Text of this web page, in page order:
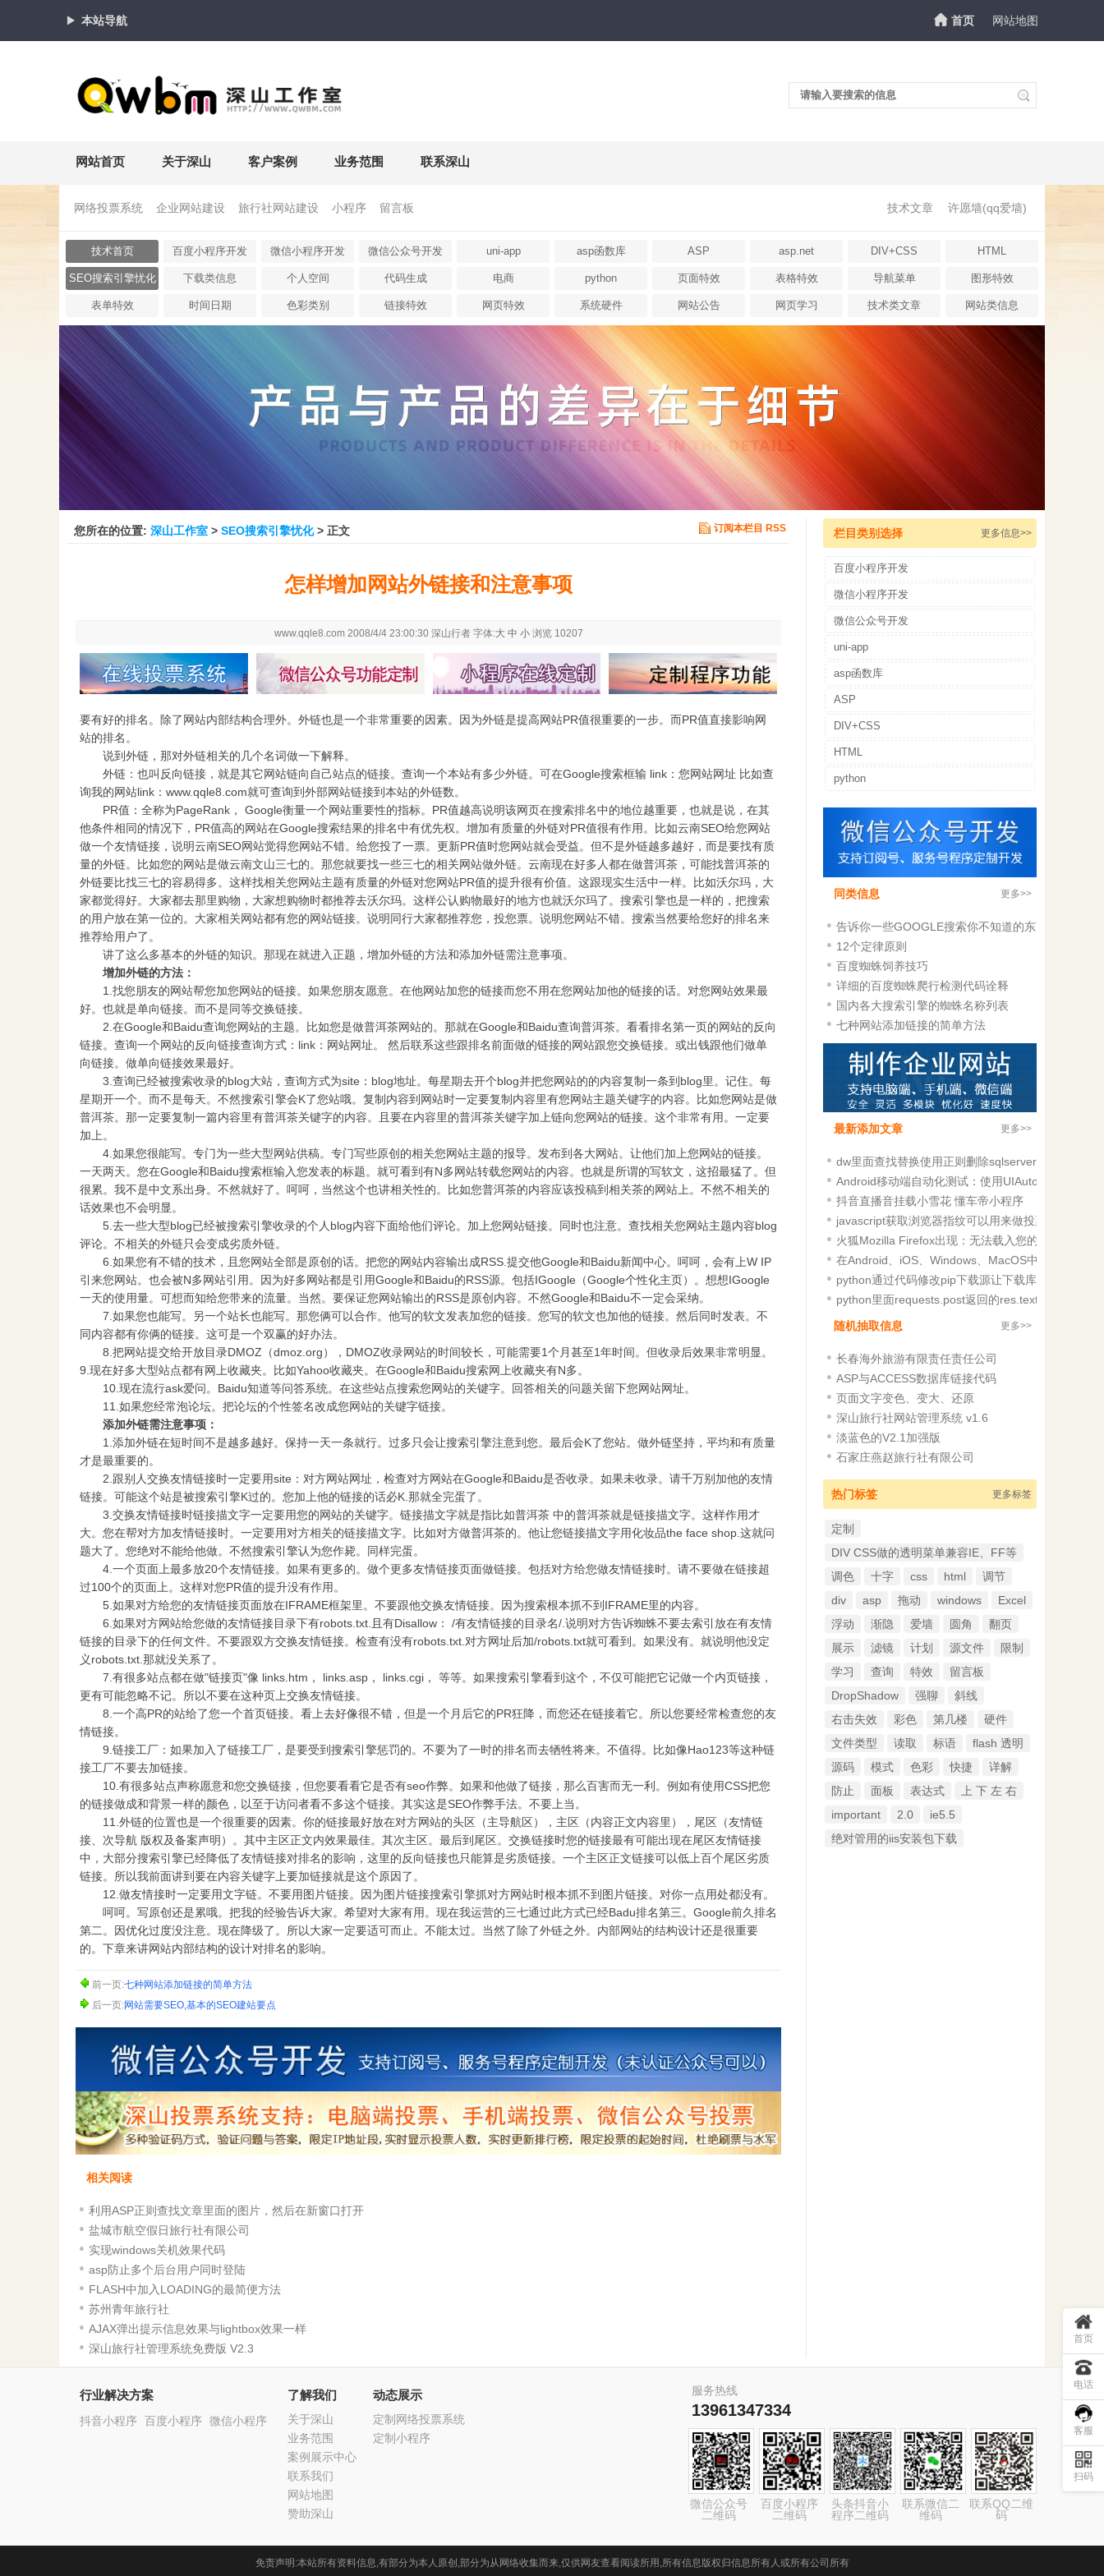
本站导航 首页 网站地图
网站首页 关于深山 客户案例 业务范围 联系深山
网络投票系统 企业网站建设 旅行社网站建设 小程序 留言板 技术文章 许愿墙(qq爱墙)
技术首页 百度小程序开发 微信小程序开发 微信公众号开发 uni-app asp函数库 ASP asp.net DIV+CSS HTML
SEO搜索引擎忧化 下载类信息 个人空间 代码生成 电商 python 页面特效 表格特效 导航菜单 图形特效
表单特效 时间日期 色彩类别 链接特效 网页特效 系统硬件 网站公告 网页学习 技术类文章 网站类信息
订阅本栏目 RSS
您所在的位置: 深山工作室 > SEO搜索引擎忧化> 正文
怎样增加网站外链接和注意事项
www.qqle8.com 2008/4/4 23:00:30 深山行者 字体:大 中 小浏览 10207
要有好的排名。除了网站内部结构合理外。外链也是一个非常重要的因素。因为外链是提高网站PR值很重要的一步。而PR值直接影响网
站的排名。
说到外链，那对外链相关的几个名词做一下解释。
外链：也叫反向链接，就是其它网站链向自己站点的链接。查询一个本站有多少外链。可在Google搜索框输 link：您网站网址 比如查
询我的网站link：www.qqle8.com就可查询到外部网站链接到本站的外链数。
PR值：全称为PageRank， Google衡量一个网站重要性的指标。PR值越高说明该网页在搜索排名中的地位越重要，也就是说，在其
他条件相同的情况下，PR值高的网站在Google搜索结果的排名中有优先权。增加有质量的外链对PR值很有作用。比如云南SEO给您网站
做一个友情链接，说明云南SEO网站觉得您网站不错。给您投了一票。更新PR值时您网站就会受益。但不是外链越多越好，而是要找有质
量的外链。比如您的网站是做云南文山三七的。那您就要找一些三七的相关网站做外链。云南现在好多人都在做普洱茶，可能找普洱茶的
外链要比找三七的容易得多。这样找相关您网站主题有质量的外链对您网站PR值的提升很有价值。这跟现实生活中一样。比如沃尔玛，大
家都觉得好。大家都去那里购物，大家想购物时都推荐去沃尔玛。这样公认购物最好的地方也就沃尔玛了。搜索引擎也是一样的，把搜索
的用户放在第一位的。大家相关网站都有您的网站链接。说明同行大家都推荐您，投您票。说明您网站不错。搜索当然要给您好的排名来
推荐给用户了。
讲了这么多基本的外链的知识。那现在就进入正题，增加外链的方法和添加外链需注意事项。
增加外链的方法：
1.找您朋友的网站帮您加您网站的链接。如果您朋友愿意。在他网站加您的链接而您不用在您网站加他的链接的话。对您网站效果最
好。也就是单向链接。而不是同等交换链接。
2.在Google和Baidu查询您网站的主题。比如您是做普洱茶网站的。那就在Google和Baidu查询普洱茶。看看排名第一页的网站的反向
链接。查询一个网站的反向链接查询方式：link：网站网址。 然后联系这些跟排名前面做的链接的网站跟您交换链接。或出钱跟他们做单
向链接。做单向链接效果最好。
3.查询已经被搜索收录的blog大站，查询方式为site：blog地址。每星期去开个blog并把您网站的的内容复制一条到blog里。记住。每
星期开一个。而不是每天。不然搜索引擎会K了您站哦。复制内容到网站时一定要复制内容里有您网站主题关键字的内容。比如您网站是做
普洱茶。那一定要复制一篇内容里有普洱茶关键字的内容。且要在内容里的普洱茶关键字加上链向您网站的链接。这个非常有用。一定要
加上。
4.如果您很能写。专门为一些大型网站供稿。专门写些原创的相关您网站主题的报导。发布到各大网站。让他们加上您网站的链接。
一天两天。您在Google和Baidu搜索框输入您发表的标题。就可看到有N多网站转载您网站的内容。也就是所谓的写软文，这招最猛了。但
很累。我不是中文系出身。不然就好了。呵呵，当然这个也讲相关性的。比如您普洱茶的内容应该投稿到相关茶的网站上。不然不相关的
话效果也不会明显。
5.去一些大型blog已经被搜索引擎收录的个人blog内容下面给他们评论。加上您网站链接。同时也注意。查找相关您网站主题内容blog
评论。不相关的外链只会变成劣质外链。
6.如果您有不错的技术，且您网站全部是原创的话。把您的网站内容输出成RSS.提交他Google和Baidu新闻中心。呵呵，会有上W IP
引来您网站。也会被N多网站引用。因为好多网站都是引用Google和Baidu的RSS源。包括IGoogle（Google个性化主页）。想想IGoogle
一天的使用量。可想而知给您带来的流量。当然。要保证您网站输出的RSS是原创内容。不然Google和Baidu不一定会采纳。
7.如果您也能写。另一个站长也能写。那您俩可以合作。他写的软文发表加您的链接。您写的软文也加他的链接。然后同时发表。不
同内容都有你俩的链接。这可是一个双赢的好办法。
8.把网站提交给开放目录DMOZ（dmoz.org），DMOZ收录网站的时间较长，可能需要1个月甚至1年时间。但收录后效果非常明显。
9.现在好多大型站点都有网上收藏夹。比如Yahoo收藏夹。在Google和Baidu搜索网上收藏夹有N多。
10.现在流行ask爱问。Baidu知道等问答系统。在这些站点搜索您网站的关键字。回答相关的问题关留下您网站网址。
11.如果您经常泡论坛。把论坛的个性签名改成您网站的关键字链接。
添加外链需注意事项：
1.添加外链在短时间不是越多越好。保持一天一条就行。过多只会让搜索引擎注意到您。最后会K了您站。做外链坚持，平均和有质量
才是最重要的。
2.跟别人交换友情链接时一定要用site：对方网站网址，检查对方网站在Google和Baidu是否收录。如果未收录。请千万别加他的友情
链接。可能这个站是被搜索引擎K过的。您加上他的链接的话必K.那就全完蛋了。
3.交换友情链接时链接描文字一定要用您的网站的关键字。链接描文字就是指比如普洱茶 中的普洱茶就是链接描文字。这样作用才
大。您在帮对方加友情链接时。一定要用对方相关的链接描文字。比如对方做普洱茶的。他让您链接描文字用化妆品the face shop.这就问
题大了。您绝对不能给他做。不然搜索引擎认为您作毙。同样完蛋。
4.一个页面上最多放20个友情链接。如果有更多的。做个更多友情链接页面做链接。包括对方给您做友情链接时。请不要做在链接超
过100个的页面上。这样对您PR值的提升没有作用。
5.如果对方给您的友情链接页面放在IFRAME框架里。不要跟他交换友情链接。因为搜索根本抓不到IFRAME里的内容。
6.如果对方网站给您做的友情链接目录下有robots.txt.且有Disallow： /有友情链接的目录名/.说明对方告诉蜘蛛不要去索引放在有友情
链接的目录下的任何文件。不要跟双方交换友情链接。检查有没有robots.txt.对方网址后加/robots.txt就可看到。如果没有。就说明他没定
义robots.txt.那就没关系了。
7.有很多站点都在做"链接页"像 links.htm， links.asp， links.cgi， 等等。如果搜索引擎看到这个，不仅可能把它记做一个内页链接，
更有可能忽略不记。所以不要在这种页上交换友情链接。
8.一个高PR的站给了您一个首页链接。看上去好像很不错，但是一个月后它的PR狂降，而您还在链接着它。所以您要经常检查您的友
情链接。
9.链接工厂：如果加入了链接工厂，是要受到搜索引擎惩罚的。不要为了一时的排名而去牺牲将来。不值得。比如像Hao123等这种链
接工厂不要去加链接。
10.有很多站点声称愿意和您交换链接，但您要看看它是否有seo作弊。如果和他做了链接，那么百害而无一利。例如有使用CSS把您
的链接做成和背景一样的颜色，以至于访问者看不多这个链接。其实这是SEO作弊手法。不要上当。
11.外链的位置也是一个很重要的因素。你的链接最好放在对方网站的头区（主导航区），主区（内容正文内容里），尾区（友情链
接、次导航 版权及备案声明）。其中主区正文内效果最佳。其次主区。最后到尾区。交换链接时您的链接最有可能出现在尾区友情链接
中，大部分搜索引擎已经降低了友情链接对排名的影响，这里的反向链接也只能算是劣质链接。一个主区正文链接可以低上百个尾区劣质
链接。所以我前面讲到要在内容关键字上要加链接就是这个原因了。
12.做友情接时一定要用文字链。不要用图片链接。因为图片链接搜索引擎抓对方网站时根本抓不到图片链接。对你一点用处都没有。
呵呵。写原创还是累哦。把我的经验告诉大家。希望对大家有用。现在我运营的三七通过此方式已经Badu排名第三。Google前久排名
第二。因优化过度没注意。现在降级了。所以大家一定要适可而止。不能太过。当然了除了外链之外。内部网站的结构设计还是很重要
的。下章来讲网站内部结构的设计对排名的影响。
前一页:七种网站添加链接的简单方法
后一页:网站需要SEO,基本的SEO建站要点
相关阅读
利用ASP正则查找文章里面的图片，然后在新窗口打开
盐城市航空假日旅行社有限公司
实现windows关机效果代码
asp防止多个后台用户同时登陆
FLASH中加入LOADING的最简便方法
苏州青年旅行社
AJAX弹出提示信息效果与lightbox效果一样
深山旅行社管理系统免费版 V2.3
更多信息>>
栏目类别选择
百度小程序开发
微信小程序开发
微信公众号开发
uni-app
asp函数库
ASP
DIV+CSS
HTML
python
更多>>
同类信息
告诉你一些GOOGLE搜索你不知道的东西
12个定律原则
百度蜘蛛饲养技巧
详细的百度蜘蛛爬行检测代码诠释
国内各大搜索引擎的蜘蛛名称列表
七种网站添加链接的简单方法
更多>>
最新添加文章
dw里面查找替换使用正则删除sqlserver里面的
Android移动端自动化测试：使用
抖音直播音挂载小雪花 懂车帝小程序
javascript获取浏览器指纹可以用来做投票
火狐Mozilla Firefox出现：无法载入您的Firefox配
在Android、iOS、Windows、MacOS中微信小程序
python通过代码修改pip下载源让下载库飞起
python里面requests.post返回的res.text还有其它的
更多>>
随机抽取信息
长春海外旅游有限责任责任公司
ASP与ACCESS数据库链接代码
页面文字变色、变大、还原
深山旅行社网站管理系统 v1.6
淡蓝色的V2.1加强版
石家庄燕赵旅行社有限公司
更多标签
热门标签
定制
DIV CSS做的透明菜单兼容IE、FF等
调色
十字 css html
调节
div
asp 拖动 windows
Excel
浮动
渐隐 爱墙 圆角
翻页
展示
滤镜 计划 源文件
限制
学习
查询 特效
留言板
DropShadow
强聊
斜线
右击失效
彩色 第几楼
硬件
文件类型
读取 标语
flash 透明
源码
模式 色彩 快捷
详解
防止
面板 表达式
上 下 左 右
important
2.0
ie5.5
绝对管用的iis安装包下载
行业解决方案
抖音小程序 百度小程序 微信小程序
了解我们
关于深山
业务范围
案例展示中心
联系我们
网站地图
赞助深山
动态展示
定制网络投票系统
定制小程序
服务热线
13961347334
微信公众号
二维码
百度小程序
二维码
头条抖音小
程序二维码
联系微信二
维码
联系QQ二维
码
免责声明:本站所有资料信息,有部分为本人原创,部分为从网络收集而来,仅供网友查看阅读所用,所有信息版权归信息所有人或所有公司所有
首页
电话
客服
扫码